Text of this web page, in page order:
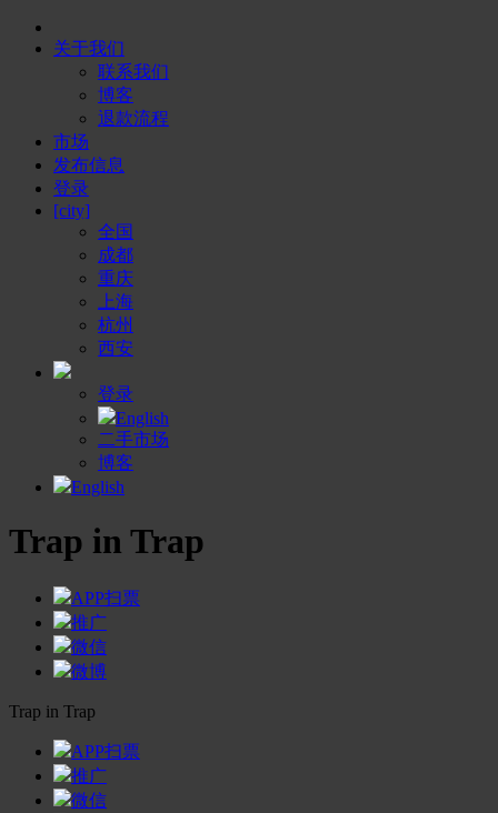
关于我们
联系我们
博客
退款流程
市场
发布信息
登录
[city]
全国
成都
重庆
上海
杭州
西安
登录
English
二手市场
博客
English
Trap in Trap
APP扫票
推广
微信
微博
Trap in Trap
APP扫票
推广
微信